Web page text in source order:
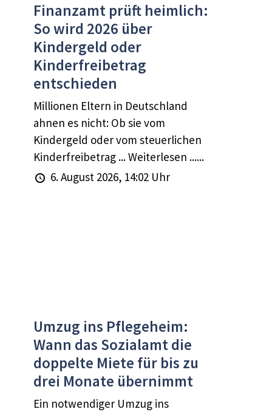
Finanzamt prüft heimlich:
So wird 2026 über
Kindergeld oder
Kinderfreibetrag
entschieden
Millionen Eltern in Deutschland
ahnen es nicht: Ob sie vom
Kindergeld oder vom steuerlichen
Kinderfreibetrag ... Weiterlesen ......
6. August 2026, 14:02 Uhr
Umzug ins Pflegeheim:
Wann das Sozialamt die
doppelte Miete für bis zu
drei Monate übernimmt
Ein notwendiger Umzug ins